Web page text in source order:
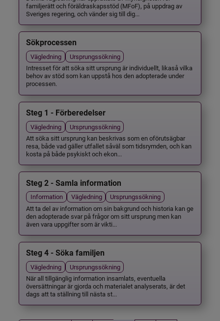
familjerätt och föräldraskapsstöd (MFoF), på uppdrag av
Sveriges regering, och vänder sig till dig...
Sökprocessen
Vägledning
Ursprungssökning
Intresset för att söka sitt ursprung är individuellt, likaså vilka
behov av stöd som kan uppstå hos den adopterade under
processen.
Steg 1 - Förberedelser
Vägledning
Ursprungssökning
Att söka sitt ursprung kan beskrivas som en oförutsägbar
resa, både vad gäller utfallet såväl som tidsrymden, och kan
kosta på både psykiskt och ekon...
Steg 2 - Samla information
Information Vägledning
Ursprungssökning
Att ta del av information om sin bakgrund och historia kan ge
den adopterade svar på frågor om sitt ursprung men kan
även vara uppgifter som är vikti...
Steg 4 - Söka familjen
Vägledning
Ursprungssökning
När all tillgänglig information insamlats, eventuella
översättningar är gjorda och materialet analyserats, är det
dags att ta ställning till nästa st...